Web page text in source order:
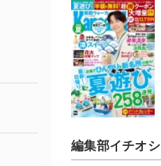
編集部イチオシ